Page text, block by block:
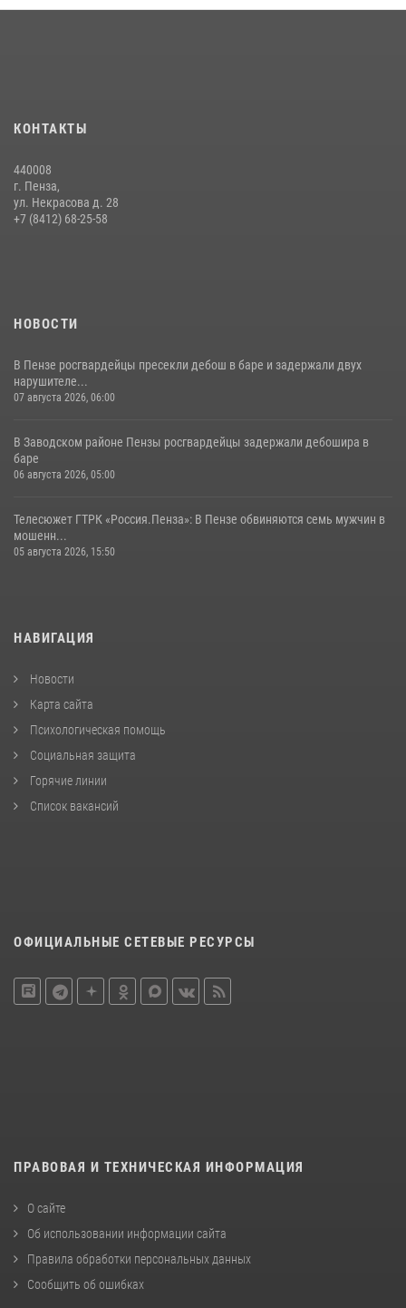
сборов «Гвардеец» с вооружением и техникой Росгвардии
Начальник Управления Росгвардии по Пензенской области Павел
Пучков посетил 55-й Всероссийский Лермонтовский праздник
КОНТАКТЫ
440008
г. Пенза,
ул. Некрасова д. 28
+7 (8412) 68-25-58
НОВОСТИ
В Пензе росгвардейцы пресекли дебош в баре и задержали двух
нарушителе...
07 августа 2026, 06:00
В Заводском районе Пензы росгвардейцы задержали дебошира в
баре
06 августа 2026, 05:00
Телесюжет ГТРК «Россия.Пенза»: В Пензе обвиняются семь мужчин в
мошенн...
05 августа 2026, 15:50
НАВИГАЦИЯ
Новости
Карта сайта
Психологическая помощь
Социальная защита
Горячие линии
Список вакансий
ОФИЦИАЛЬНЫЕ СЕТЕВЫЕ РЕСУРСЫ
ПРАВОВАЯ И ТЕХНИЧЕСКАЯ ИНФОРМАЦИЯ
О сайте
Об использовании информации сайта
Правила обработки персональных данных
Сообщить об ошибках